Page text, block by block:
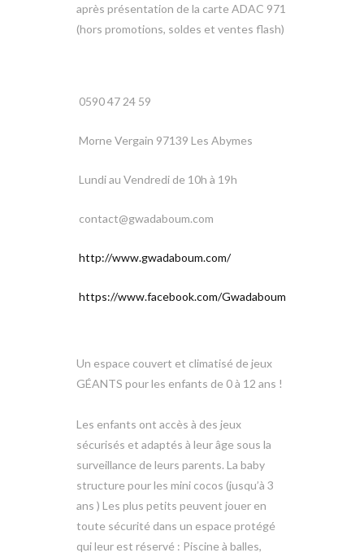
après présentation de la carte ADAC 971
(hors promotions, soldes et ventes flash)
0590 47 24 59
Morne Vergain 97139 Les Abymes
Lundi au Vendredi de 10h à 19h
contact@gwadaboum.com
http://www.gwadaboum.com/
https://www.facebook.com/Gwadaboum
Un espace couvert et climatisé de jeux
GÉANTS pour les enfants de 0 à 12 ans !
Les enfants ont accès à des jeux
sécurisés et adaptés à leur âge sous la
surveillance de leurs parents. La baby
structure pour les mini cocos (jusqu’à 3
ans ) Les plus petits peuvent jouer en
toute sécurité dans un espace protégé
qui leur est réservé : Piscine à balles,